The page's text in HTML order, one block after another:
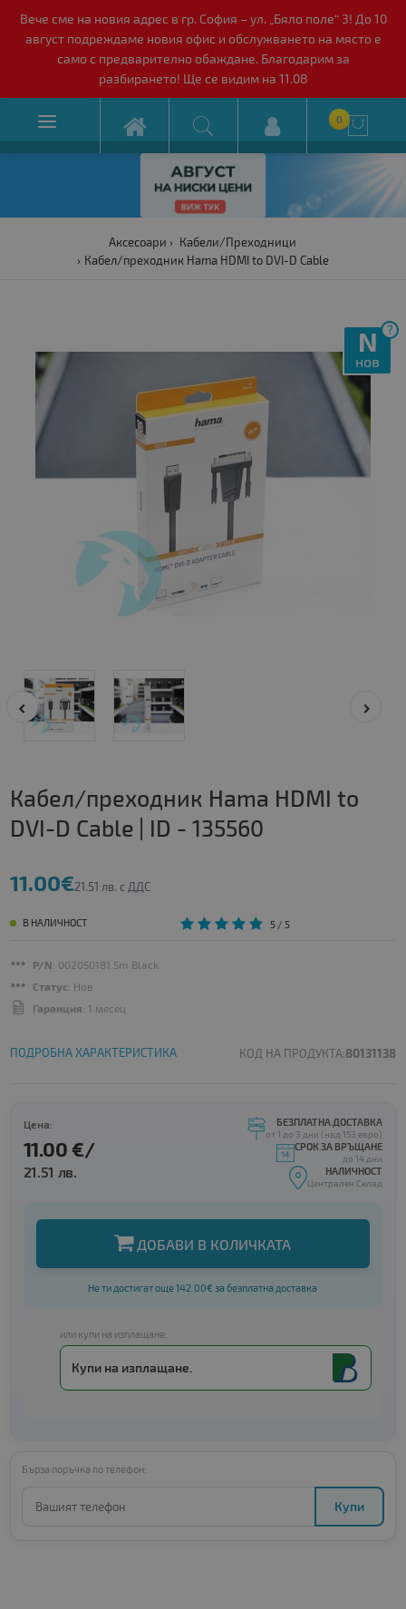
Вече сме на новия адрес в гр. София – ул. „Бяло поле“ 3! До 10
август подреждаме новия офис и обслужването на място е
само с предварително обаждане. Благодарим за
разбирането! Ще се видим на 11.08
 0 
Аксесоари
Кабели/Преходници
Кабел/преходник Hama HDMI to DVI-D Cable
?
N
нов
Кабел/преходник Hama HDMI to
DVI-D Cable | ID - 135560
11.00€21.51 лв. с ДДС
В НАЛИЧНОСТ 5/ 5
P/N: 002050181.5m Black
Статус: Нов
Гаранция: 1 месец
ПОДРОБНА ХАРАКТЕРИСТИКА КОД НА ПРОДУКТА:80131138
Цена:
11.00 €/
21.51 лв.
БЕЗПЛАТНА ДОСТАВКА
от 1 до 3 дни (над 153 евро)
СРОК ЗА ВРЪЩАНЕ
до 14 дни
НАЛИЧНОСТ
Централен Склад
ДОБАВИ В КОЛИЧКАТА
Не ти достигат още 142.00€ за безплатна доставка
или купи на изплащане:
Купи на изплащане.
Бърза поръчка по телефон:
Купи